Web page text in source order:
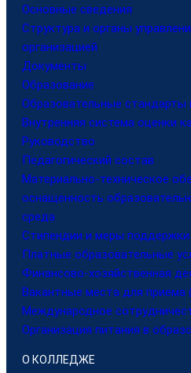
Основные сведения
Структура и органы
организацией
Документы
Образование
Образовательные стандарты
Внутренняя система оценки
Руководство
Педагогический состав
Материально-техническое
оснащенность
среда
Стипендии и меры
Платные образовательные
Финансово-хозяйственная
Вакантные места для приема
Международное
Организация питания в
О КОЛЛЕДЖЕ